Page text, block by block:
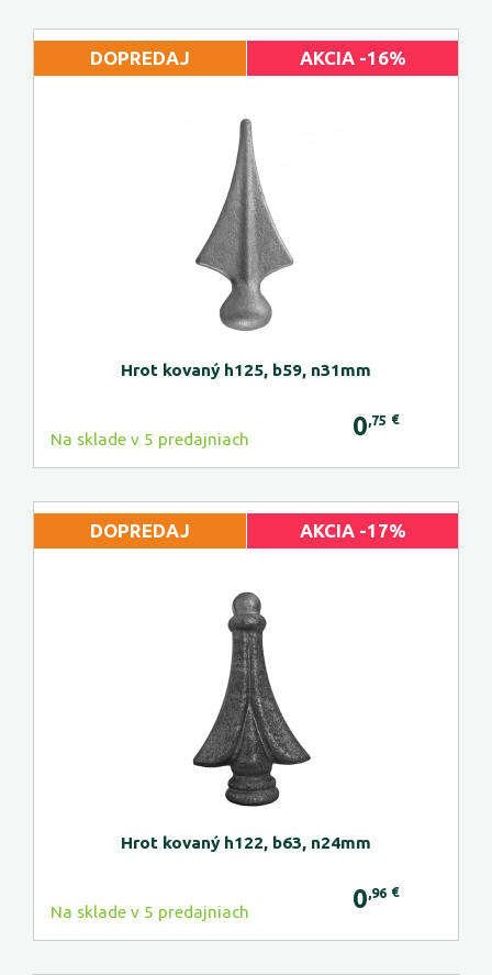
DOPREDAJ AKCIA -16%
Hrot kovaný h125, b59, n31mm
Na sklade v 5 predajniach 0 ,75 €
DOPREDAJ AKCIA -17%
Hrot kovaný h122, b63, n24mm
Na sklade v 5 predajniach 0 ,96 €